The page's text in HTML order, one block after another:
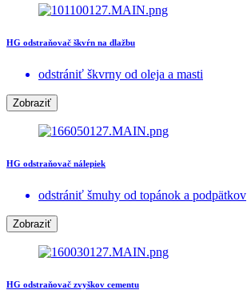
HG odstraňovač škvŕn na dlažbu
odstrániť škvrny od oleja a masti
Zobraziť
HG odstraňovač nálepiek
odstrániť šmuhy od topánok a podpätkov
Zobraziť
HG odstraňovač zvyškov cementu